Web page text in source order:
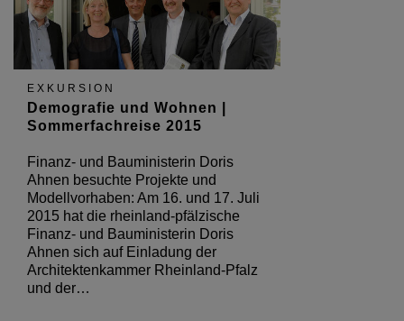
EXKURSION
Demografie und Wohnen |
Sommerfachreise 2015
Finanz- und Bauministerin Doris
Ahnen besuchte Projekte und
Modellvorhaben: Am 16. und 17. Juli
2015 hat die rheinland-pfälzische
Finanz- und Bauministerin Doris
Ahnen sich auf Einladung der
Architektenkammer Rheinland-Pfalz
und der…